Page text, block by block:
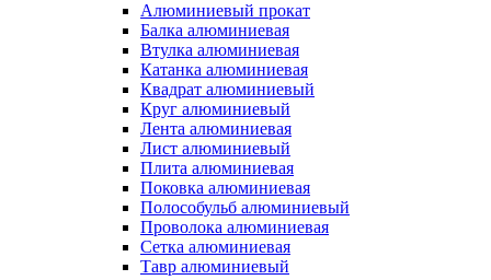
Алюминиевый прокат
Балка алюминиевая
Втулка алюминиевая
Катанка алюминиевая
Квадрат алюминиевый
Круг алюминиевый
Лента алюминиевая
Лист алюминиевый
Плита алюминиевая
Поковка алюминиевая
Полособульб алюминиевый
Проволока алюминиевая
Сетка алюминиевая
Тавр алюминиевый